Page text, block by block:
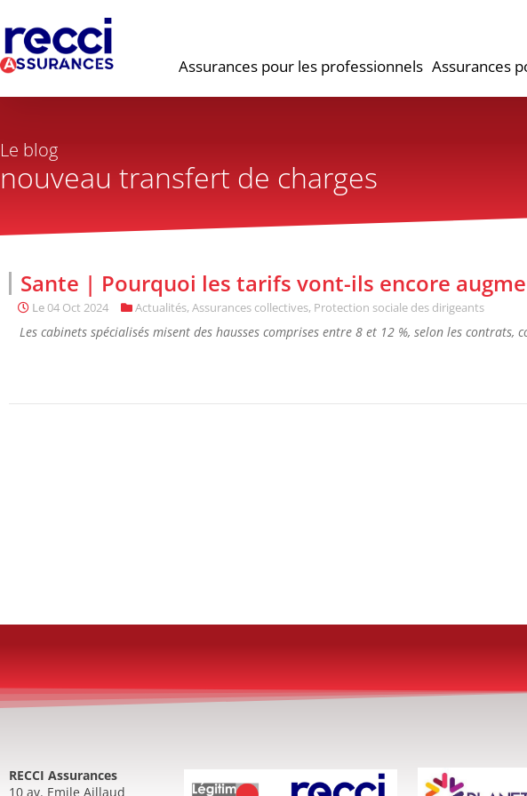
Assurances pour les professionnels Assurances
Le blog
nouveau transfert de charges
Sante | Pourquoi les tarifs vont-ils encore
Le04 Oct 2024 Actualités, Assurances collectives, Protection sociale des dirigeants
Les cabinets spécialisés misent des hausses comprises entre 8 et 12 %, selon les contrats,
RECCI Assurances
10 av. Emile Aillaud